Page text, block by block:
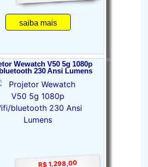
saiba mais
Wewatch V50 5g 1080p
230 Ansi Lumens
R$ 1.298,00